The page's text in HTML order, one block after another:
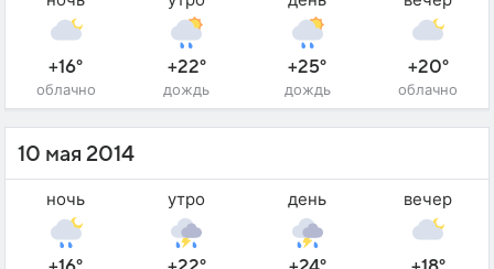
+16°
облачно
+22°
дождь
+25°
дождь
+20°
облачно
10 мая 2014
ночь утро день вечер